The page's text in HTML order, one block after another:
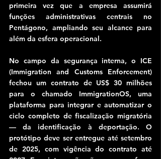
primeira vez que a empresa assumirá
funções administrativas centrais no
Pentágono, ampliando seu alcance para
além da esfera operacional.
No campo da segurança interna, o ICE
(Immigration and Customs Enforcement)
fechou um contrato de US$ 30 milhões
para o chamado ImmigrationOS, uma
plataforma para integrar e automatizar o
ciclo completo de fiscalização migratória
— da identificação à deportação. O
protótipo deve ser entregue até setembro
de 2025, com vigência do contrato até